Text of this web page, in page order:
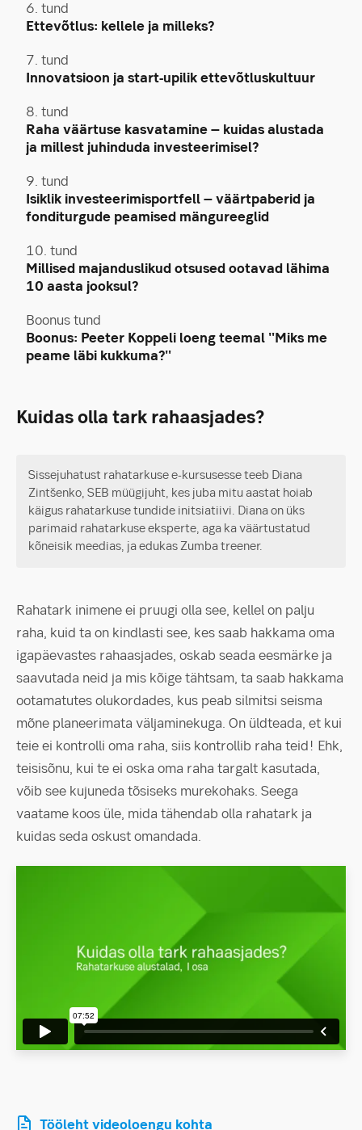
6. tund
Ettevõtlus: kellele ja milleks?
7. tund
Innovatsioon ja start-upilik ettevõtluskultuur
8. tund
Raha väärtuse kasvatamine – kuidas alustada
ja millest juhinduda investeerimisel?
9. tund
Isiklik investeerimisportfell – väärtpaberid ja
fonditurgude peamised mängureeglid
10. tund
Millised majanduslikud otsused ootavad lähima
10 aasta jooksul?
Boonus tund
Boonus: Peeter Koppeli loeng teemal "Miks me
peame läbi kukkuma?"
Kuidas olla tark rahaasjades?
Sissejuhatust rahatarkuse e-kursusesse teeb Diana
Zintšenko, SEB müügijuht, kes juba mitu aastat hoiab
käigus rahatarkuse tundide initsiatiivi. Diana on üks
parimaid rahatarkuse eksperte, aga ka väärtustatud
kõneisik meedias, ja edukas Zumba treener.
Rahatark inimene ei pruugi olla see, kellel on palju
raha, kuid ta on kindlasti see, kes saab hakkama oma
igapäevastes rahaasjades, oskab seada eesmärke ja
saavutada neid ja mis kõige tähtsam, ta saab hakkama
ootamatutes olukordades, kus peab silmitsi seisma
mõne planeerimata väljaminekuga. On üldteada, et kui
teie ei kontrolli oma raha, siis kontrollib raha teid! Ehk,
teisisõnu, kui te ei oska oma raha targalt kasutada,
võib see kujuneda tõsiseks murekohaks. Seega
vaatame koos üle, mida tähendab olla rahatark ja
kuidas seda oskust omandada.
Tööleht videoloengu kohta